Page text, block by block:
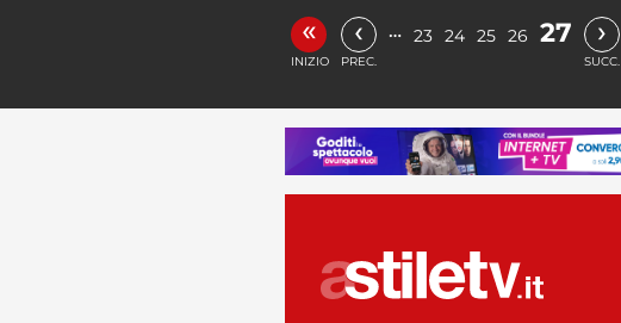
«
INIZIO
‹
PREC.
… 23 24 25 26 27 ›
SUCC.